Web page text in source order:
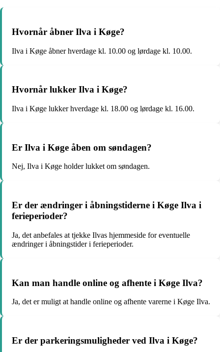
Hvornår åbner Ilva i Køge?
Ilva i Køge åbner hverdage kl. 10.00 og lørdage kl. 10.00.
Hvornår lukker Ilva i Køge?
Ilva i Køge lukker hverdage kl. 18.00 og lørdage kl. 16.00.
Er Ilva i Køge åben om søndagen?
Nej, Ilva i Køge holder lukket om søndagen.
Er der ændringer i åbningstiderne i Køge Ilva i
ferieperioder?
Ja, det anbefales at tjekke Ilvas hjemmeside for eventuelle
ændringer i åbningstider i ferieperioder.
Kan man handle online og afhente i Køge Ilva?
Ja, det er muligt at handle online og afhente varerne i Køge Ilva.
Er der parkeringsmuligheder ved Ilva i Køge?